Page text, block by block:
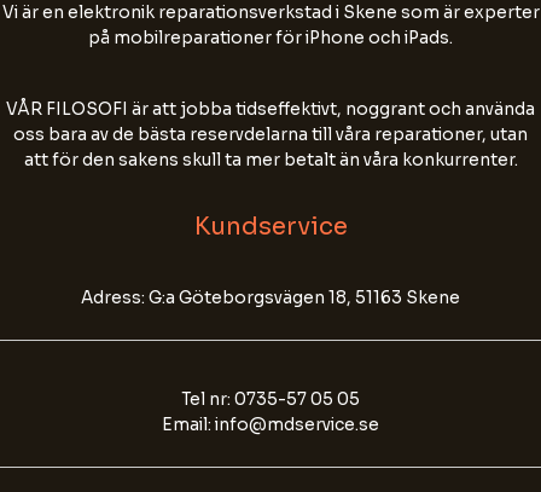
Vi är en elektronik reparationsverkstad i Skene som är experter
på mobilreparationer för iPhone och iPads.
VÅR FILOSOFI är att jobba tidseffektivt, noggrant och använda
oss bara av de bästa reservdelarna till våra reparationer, utan
att för den sakens skull ta mer betalt än våra konkurrenter.
Kundservice
Adress: G:a Göteborgsvägen 18, 51163 Skene
Tel nr: 0735-57 05 05
Email: info@mdservice.se
Start Chat